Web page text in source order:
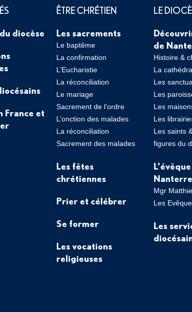
diocèse
France et
ÊTRE CHRÉTIEN
Les sacrements
Le baptême
La confirmation
L’Eucharistie
La réconciliation
Le mariage
Sacrement de l’ordre
L’onction des malades
La réconciliation
Sacrement des malades
Les fêtes
chrétiennes
Prier et célébrer
Se former
Les vocations
religieuses
LE
de
Histoire &
La
Les
Les
Les
Les
Les saints
figures du
Nanterre
Mgr
Les
Les